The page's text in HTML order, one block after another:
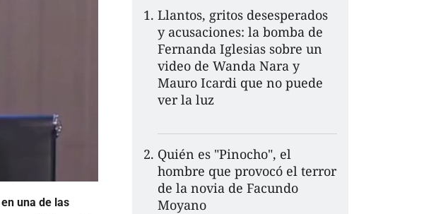
una de las
n
o
k
A
p
a
m
i
n
k
Llantos, gritos desesperados
y acusaciones: la bomba de
Fernanda Iglesias sobre un
video de Wanda Nara y
Mauro Icardi que no puede
ver la luz
Quién es "Pinocho", el
hombre que provocó el terror
de la novia de Facundo
Moyano